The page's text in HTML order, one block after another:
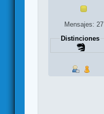
Mensajes: 27
Distinciones